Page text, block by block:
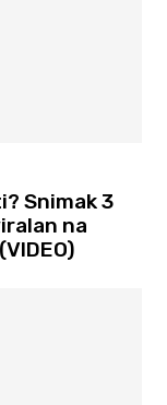
Snimak 3
na